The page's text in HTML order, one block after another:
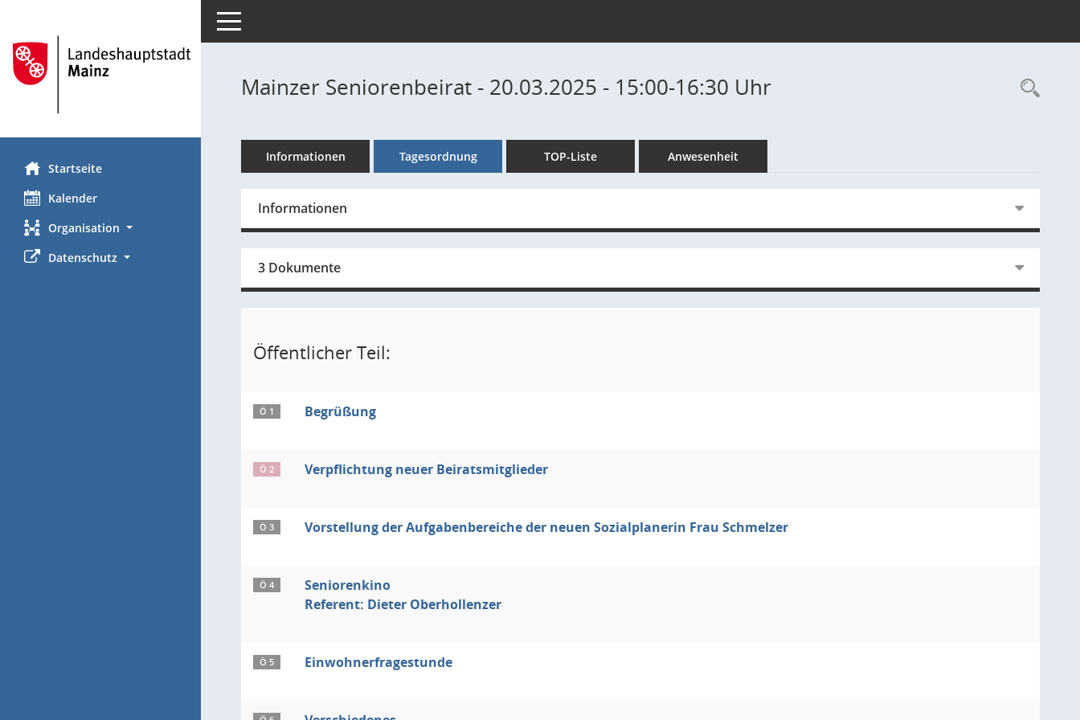
Startseite
Kalender
Organisation
Datenschutz
Toggle navigation
Mainzer Seniorenbeirat - 20.03.2025 - 15:00-16:30 Uhr
Informationen Tagesordnung TOP-Liste Anwesenheit
Informationen
3 Dokumente
Öffentlicher Teil:
Ö 1 Begrüßung
Ö 2 Verpflichtung neuer Beiratsmitglieder
Ö 3 Vorstellung der Aufgabenbereiche der neuen Sozialplanerin Frau Schmelzer
Ö 4
Seniorenkino
Referent: Dieter Oberhollenzer
Ö 5 Einwohnerfragestunde